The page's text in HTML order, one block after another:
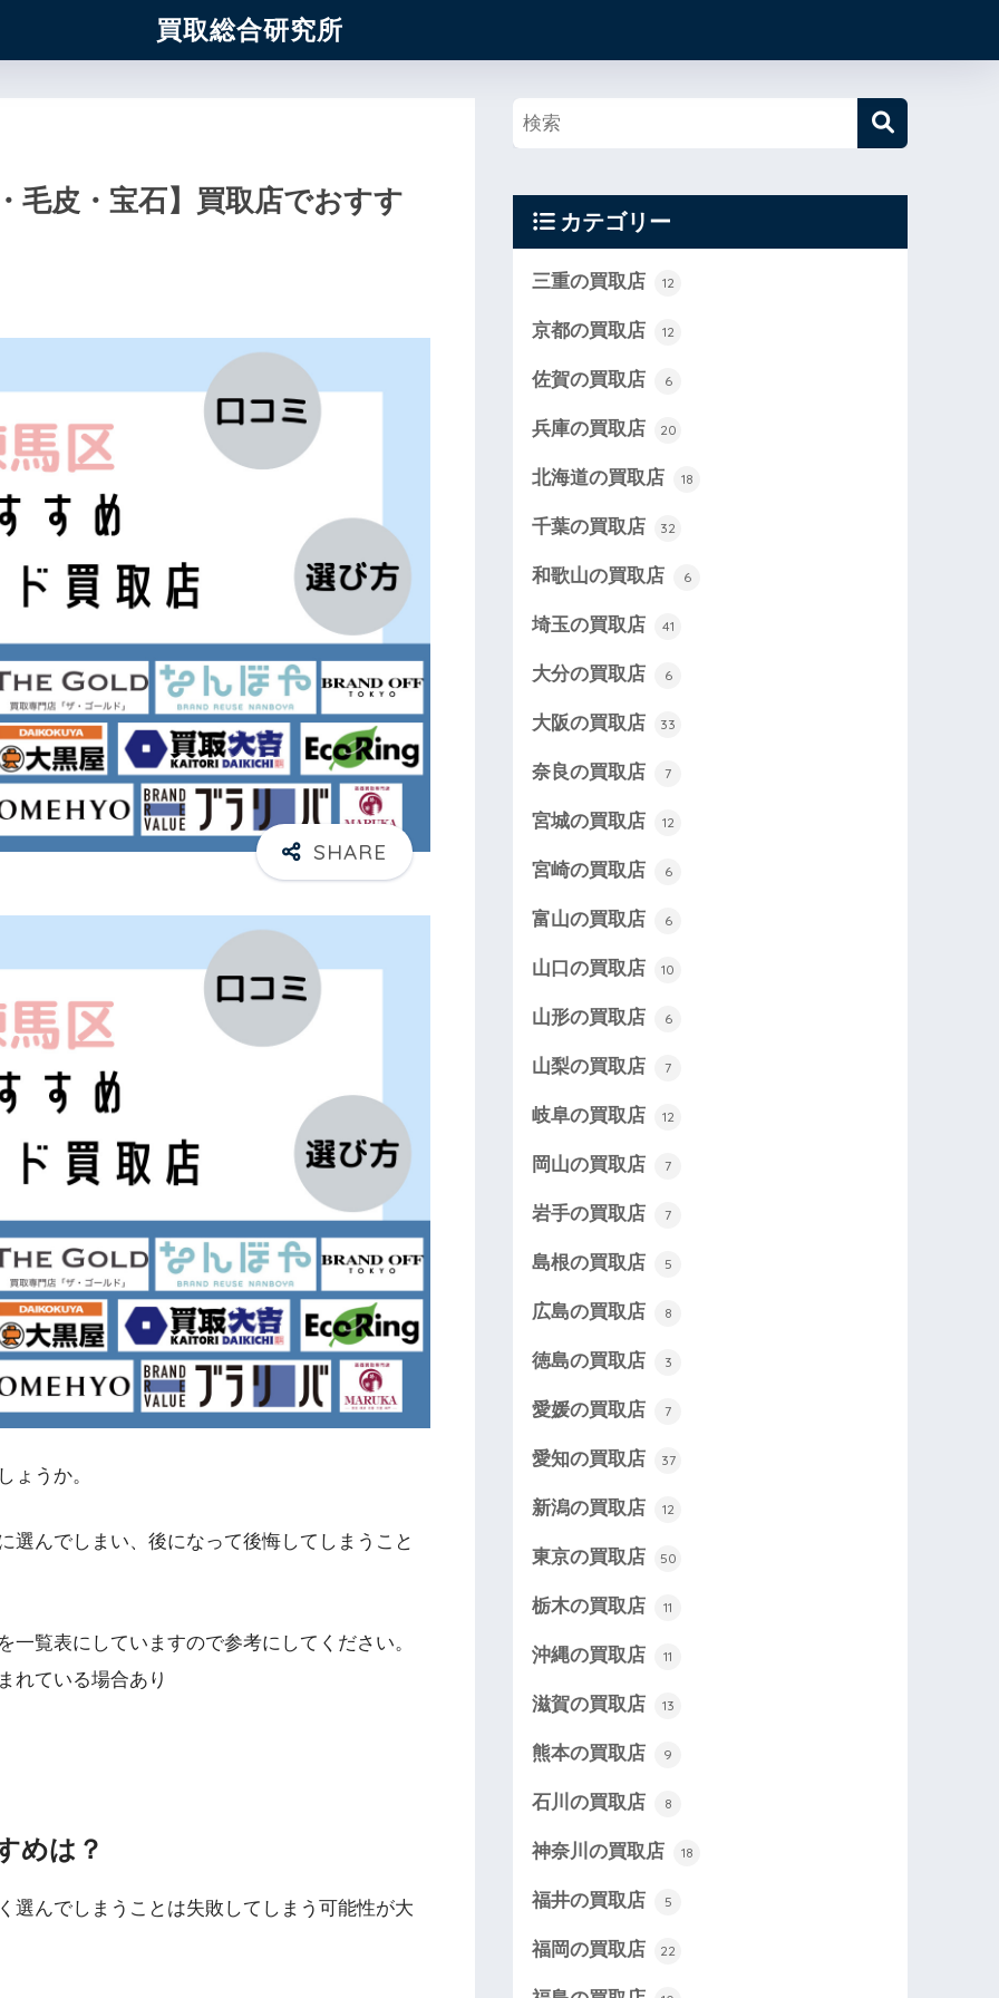
買取総合研究所
毛皮・宝石】買取店でおすす
ょうか。
選んでしまい、後になって後悔してしまうこと
覧表にしていますので参考にしてください。
れている場合あり
めは？
選んでしまうことは失敗してしまう可能性が大
カテゴリー
三重の買取店 12
京都の買取店 12
佐賀の買取店 6
兵庫の買取店 20
北海道の買取店 18
千葉の買取店 32
和歌山の買取店 6
埼玉の買取店 41
大分の買取店 6
大阪の買取店 33
奈良の買取店 7
宮城の買取店 12
宮崎の買取店 6
富山の買取店 6
山口の買取店 10
山形の買取店 6
山梨の買取店 7
岐阜の買取店 12
岡山の買取店 7
岩手の買取店 7
島根の買取店 5
広島の買取店 8
徳島の買取店 3
愛媛の買取店 7
愛知の買取店 37
新潟の買取店 12
東京の買取店 50
栃木の買取店 11
沖縄の買取店 11
滋賀の買取店 13
熊本の買取店 9
石川の買取店 8
神奈川の買取店 18
福井の買取店 5
福岡の買取店 22